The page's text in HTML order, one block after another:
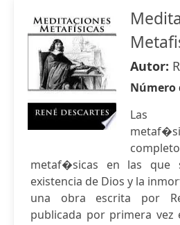
Autor:
Número
Las
metaf�sicas en las que
existencia de Dios y la
una obra escrita por
publicada por primera